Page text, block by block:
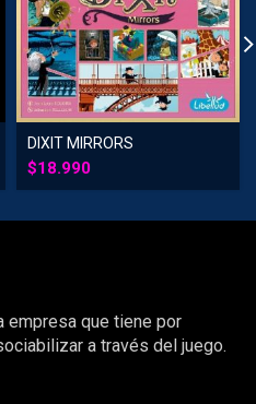
DIXIT MIRRORS
$18.990
empresa que tiene por
a través del juego.